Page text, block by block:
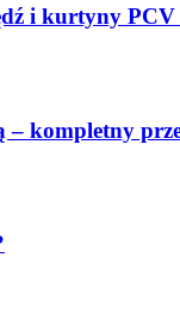
i kurtyny
– kompletny